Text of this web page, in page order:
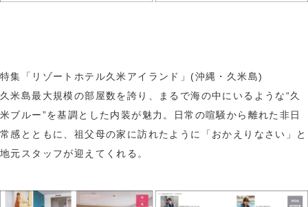
特集「リゾートホテル久米アイランド」(沖縄・久米島)
久米島最大規模の部屋数を誇り、まるで海の中にいるような“久
米ブルー”を基調とした内装が魅力。日常の喧騒から離れた非日
常感とともに、祖父母の家に訪れたように「おかえりなさい」と
地元スタッフが迎えてくれる。